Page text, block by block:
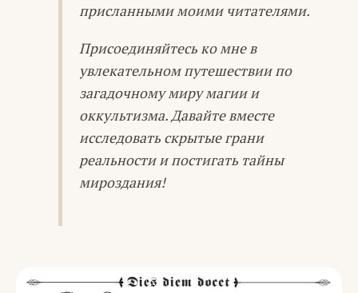
присланными моими читателями.
Присоединяйтесь ко мне в
увлекательном путешествии по
загадочному миру магии и
оккультизма. Давайте вместе
исследовать скрытые грани
реальности и постигать тайны
мироздания!